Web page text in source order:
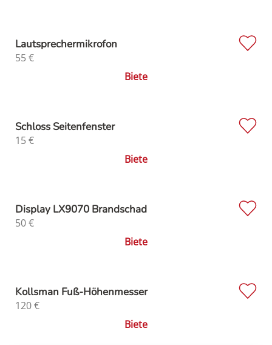
Lautsprechermikrofon
55€
Biete
Schloss Seitenfenster
15€
Biete
Display LX9070 Brandschad
50€
Biete
Kollsman Fuß-Höhenmesser
120€
Biete